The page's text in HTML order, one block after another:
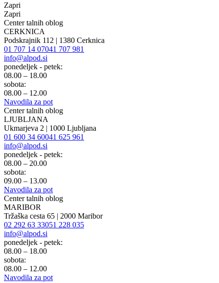
Zapri
Zapri
Center talnih oblog
CERKNICA
Podskrajnik 112 | 1380 Cerknica
01 707 14 07041 707 981
info@alpod.si
ponedeljek - petek:
08.00 – 18.00
sobota:
08.00 – 12.00
Navodila za pot
Center talnih oblog
LJUBLJANA
Ukmarjeva 2 | 1000 Ljubljana
01 600 34 60041 625 961
info@alpod.si
ponedeljek - petek:
08.00 – 20.00
sobota:
09.00 – 13.00
Navodila za pot
Center talnih oblog
MARIBOR
Tržaška cesta 65 | 2000 Maribor
02 292 63 33051 228 035
info@alpod.si
ponedeljek - petek:
08.00 – 18.00
sobota:
08.00 – 12.00
Navodila za pot